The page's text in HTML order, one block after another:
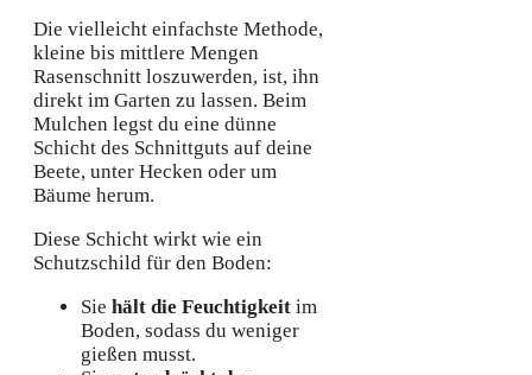
Die vielleicht einfachste Methode,
kleine bis mittlere Mengen
Rasenschnitt loszuwerden, ist, ihn
direkt im Garten zu lassen. Beim
Mulchen legst du eine dünne
Schicht des Schnittguts auf deine
Beete, unter Hecken oder um
Bäume herum.
Diese Schicht wirkt wie ein
Schutzschild für den Boden:
Sie hält die Feuchtigkeit im
Boden, sodass du weniger
gießen musst.